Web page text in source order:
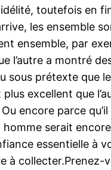
toutefois en
les ensemble
ensemble, par
l’autre a montré
sous prétexte que
excellent que
Ou encore parce
serait
essentielle à
à collecter.Prenez-